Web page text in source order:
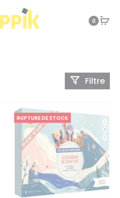
0
Filtre
RUPTURE DE STOCK